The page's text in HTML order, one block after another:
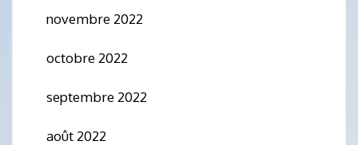
novembre 2022
octobre 2022
septembre 2022
août 2022